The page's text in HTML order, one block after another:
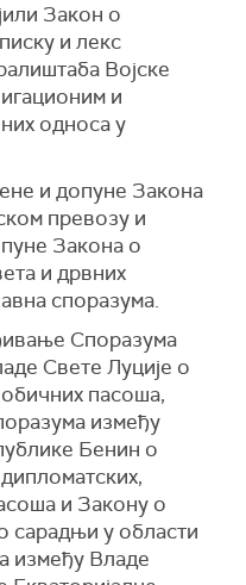
Закон о
и лекс
Војске
и
односа у
и допуне Закона
превозу и
Закона о
и дрвних
споразума.
Споразума
Свете Луције о
пасоша,
између
Бенин о
и Закону о
сарадњи у области
између Владе